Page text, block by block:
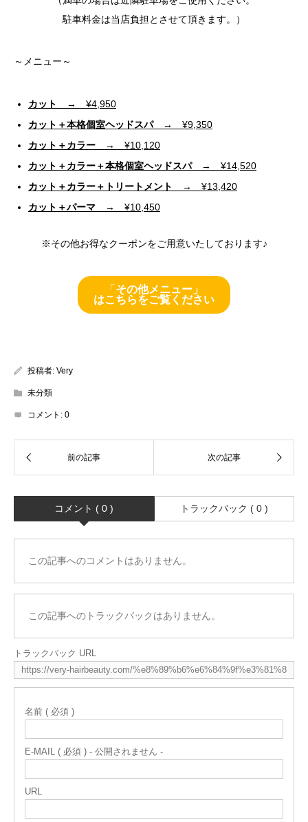
駐車料金は当店負担とさせて頂きます。）
～メニュー～
カット
→ ¥4,950
カット＋本格個室ヘッドスパ→ ¥9,350
カット＋カラー → ¥10,120
カット＋カラー＋本格個室ヘッドスパ→ ¥14,520
カット＋カラー＋トリートメント
→ ¥13,420
カット＋パーマ → ¥10,450
※その他お得なクーポンをご用意いたしております♪
「 その他メニュー」
はこちらをご覧ください
投稿者: Very
未分類
コメント: 0
コメント ( 0 ) トラックバック ( 0 )
この記事へのコメントはありません。
この記事へのトラックバックはありません。
トラックバック URL
名前 ( 必須 )
E-MAIL ( 必須 ) - 公開されません -
URL